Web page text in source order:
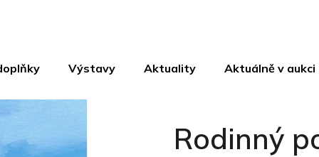
Výstavy Aktuality Aktuálně v aukci
Rodinný